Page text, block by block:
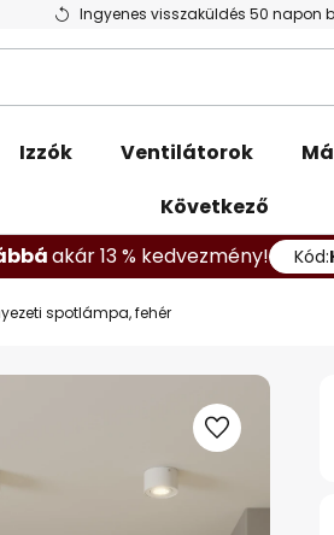
Ingyenes visszaküldés 50 napon
Izzók Ventilátorok
Következő
akár 13 % kedvezmény! Kód:
spotlámpa, fehér